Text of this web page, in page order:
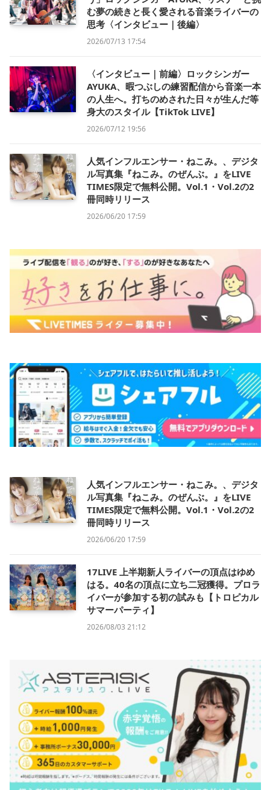
む夢の続きと長く愛される音楽ライバーの
思考〈インタビュー｜後編〉
2026/07/13 17:54
〈インタビュー｜前編〉ロックシンガー
AYUKA、暇つぶしの練習配信から音楽一本
の人生へ。打ちのめされた日々が生んだ等
身大のスタイル【TikTok LIVE】
2026/07/12 19:56
人気インフルエンサー・ねこみ。、デジタ
ル写真集『ねこみ。のぜんぶ。』をLIVE
TIMES限定で無料公開。Vol.1・Vol.2の2
冊同時リリース
2026/06/20 17:59
人気インフルエンサー・ねこみ。、デジタ
ル写真集『ねこみ。のぜんぶ。』をLIVE
TIMES限定で無料公開。Vol.1・Vol.2の2
冊同時リリース
2026/06/20 17:59
17LIVE 上半期新人ライバーの頂点はゆめ
はる。40名の頂点に立ち二冠獲得。プロラ
イバーが参加する初の試みも【トロピカル
サマーパーティ】
2026/08/03 21:12